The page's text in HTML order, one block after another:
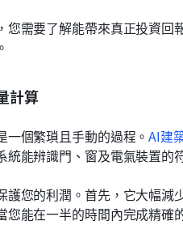
您需要了解能帶來真正投資
計算
一個繁瑣且手動的過程。AI建
統能辨識門、窗及電氣裝置的
護您的利潤。首先，它大幅
您能在一半的時間內完成精確